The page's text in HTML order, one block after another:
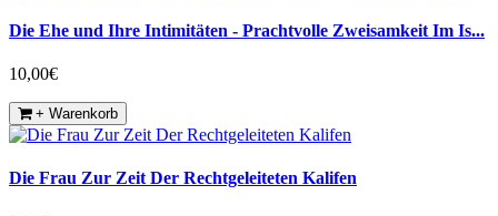
Die Ehe und Ihre Intimitäten - Prachtvolle Zweisamkeit Im Is...
10,00€
+ Warenkorb
Die Frau Zur Zeit Der Rechtgeleiteten Kalifen